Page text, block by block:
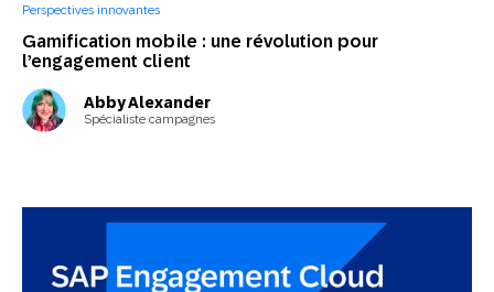
Gamification mobile : une révolution pour
l’engagement client
Perspectives innovantes
Abby Alexander
Spécialiste campagnes